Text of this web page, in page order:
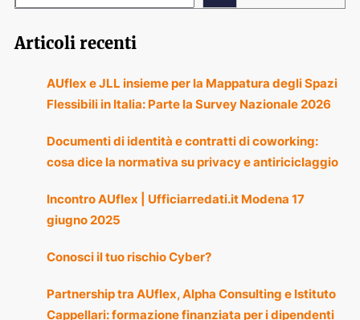
Articoli recenti
AUflex e JLL insieme per la Mappatura degli Spazi
Flessibili in Italia: Parte la Survey Nazionale 2026
Documenti di identità e contratti di coworking:
cosa dice la normativa su privacy e antiriciclaggio
Incontro AUflex | Ufficiarredati.it Modena 17
giugno 2025
Conosci il tuo rischio Cyber?
Partnership tra AUflex, Alpha Consulting e Istituto
Cappellari: formazione finanziata per i dipendenti